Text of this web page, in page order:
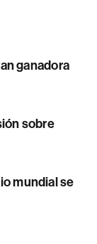
ganadora
sobre
mundial se